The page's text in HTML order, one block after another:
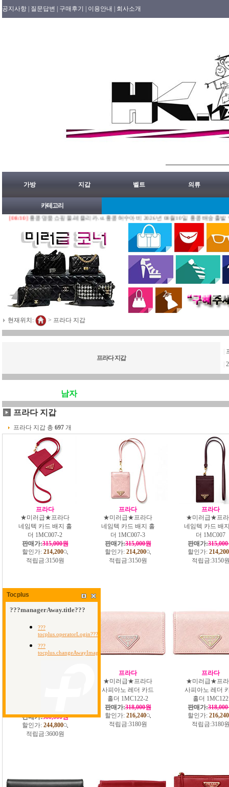
공지사항 | 질문답변 | 구매후기 | 이용안내 | 회사소개
가방 지갑 벨트 의류
카테고리
홍콩명품쇼핑몰.레플리카.st.홍콩허수아비 2026년 08월10일 홍콩배송출발 안내 공
현재위치: > 프라다 지갑
프라다 지갑
남자
프라다 지갑
프라다 지갑 총 697 개
프라다
★미러급★프라다
네임텍 카드 배지 홀
더 1MC007-2
판매가:315,000원
할인가: 214,200
적립금:3150원
프라다
★미러급★프라다
네임텍 카드 배지 홀
더 1MC007-3
판매가:315,000원
할인가: 214,200
적립금:3150원
프라다
★미러급★프
네임텍 카드 배
더 1MC007
판매가:
할인가: 214,200
적립금:3150
판매가:360,000원
할인가: 244,800
적립금:3600원
프라다
★미러급★프라다
사피아노 레더 카드
홀더 1MC122-2
판매가:318,000원
할인가: 216,240
적립금:3180원
프라다
★미러급★프
사피아노 레더
홀더 1MC122
판매가:
할인가: 216,240
적립금:3180
Tocplus